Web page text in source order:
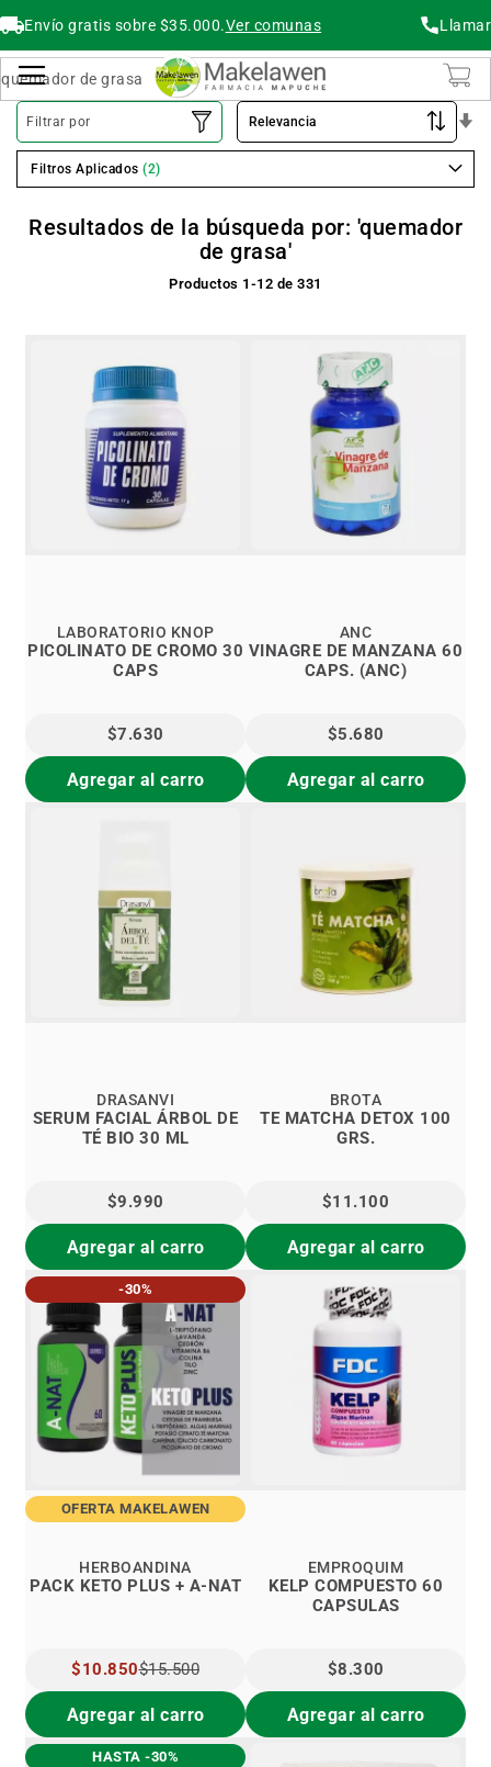
Envío gratis sobre $35.000.Ver comunas Llamar
Resultados de la búsqueda por: 'quemador
de grasa'
Productos 1 -12 de331
PICOLINATO DE CROMO 30
CAPS
LABORATORIO KNOP
$7.630
Agregar al carro
VINAGRE DE MANZANA 60
CAPS. (ANC)
ANC
$5.680
Agregar al carro
SERUM FACIAL ÁRBOL DE
TÉ BIO 30 ML
DRASANVI
$9.990
Agregar al carro
TE MATCHA DETOX 100
GRS.
BROTA
$11.100
Agregar al carro
-30%
OFERTA MAKELAWEN
PACK KETO PLUS + A-NAT
HERBOANDINA
PRECIO
ESPECIAL
$10.850$15.500
Agregar al carro
KELP COMPUESTO 60
CAPSULAS
EMPROQUIM
$8.300
Agregar al carro
HASTA -30%
Filtrar por
Filtros Aplicados